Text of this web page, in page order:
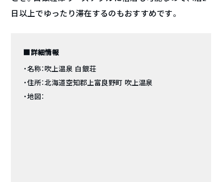
日以上でゆったり滞在するのもおすすめです。
■詳細情報
・名称：吹上温泉 白銀荘
・住所：北海道空知郡上富良野町 吹上温泉
・地図：